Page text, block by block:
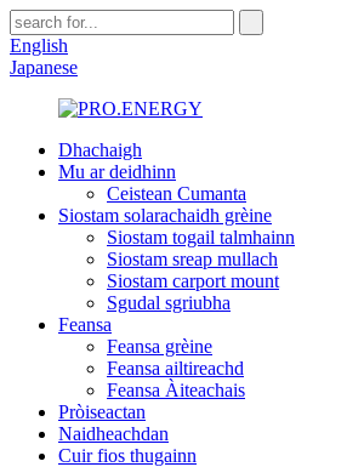
English
Japanese
Dhachaigh
Mu ar deidhinn
Ceistean Cumanta
Siostam solarachaidh grèine
Siostam togail talmhainn
Siostam sreap mullach
Siostam carport mount
Sgudal sgriubha
Feansa
Feansa grèine
Feansa ailtireachd
Feansa Àiteachais
Pròiseactan
Naidheachdan
Cuir fios thugainn